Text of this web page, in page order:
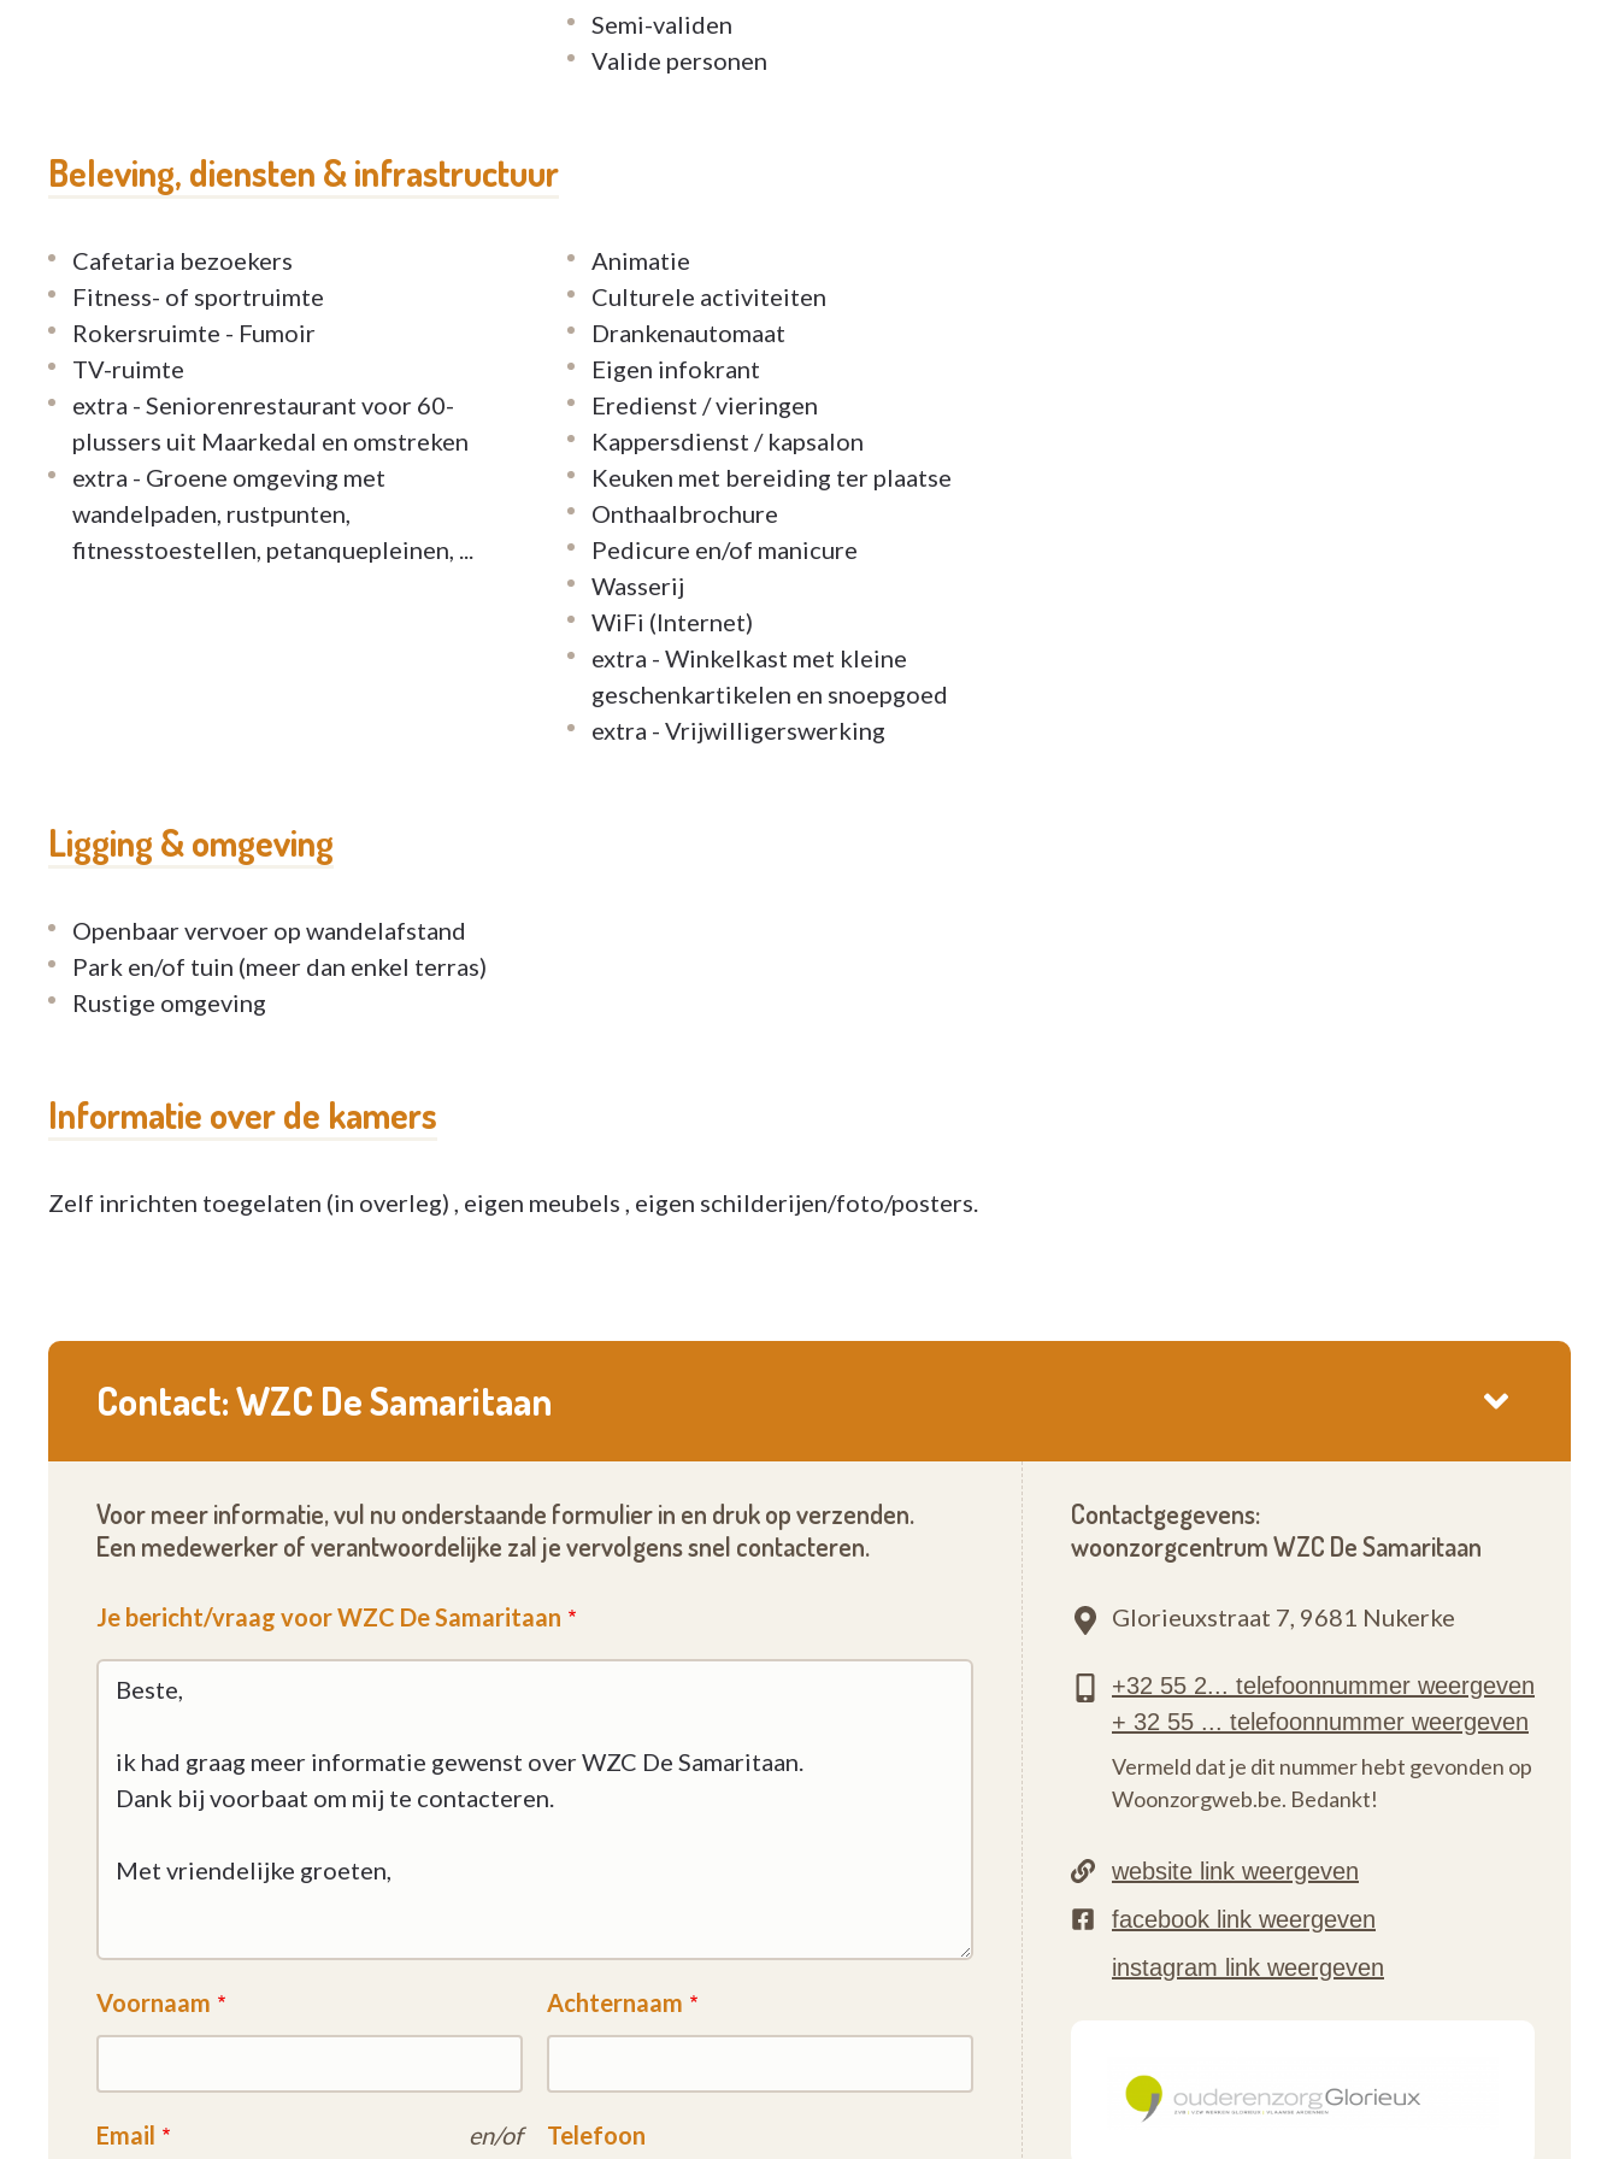
Semi-validen
Valide personen
Beleving, diensten & infrastructuur
Cafetaria bezoekers
Fitness- of sportruimte
Rokersruimte - Fumoir
TV-ruimte
extra - Seniorenrestaurant voor 60-
plussers uit Maarkedal en omstreken
extra - Groene omgeving met
wandelpaden, rustpunten,
fitnesstoestellen, petanquepleinen, ...
Animatie
Culturele activiteiten
Drankenautomaat
Eigen infokrant
Eredienst / vieringen
Kappersdienst / kapsalon
Keuken met bereiding ter plaatse
Onthaalbrochure
Pedicure en/of manicure
Wasserij
WiFi (Internet)
extra - Winkelkast met kleine
geschenkartikelen en snoepgoed
extra - Vrijwilligerswerking
Ligging & omgeving
Openbaar vervoer op wandelafstand
Park en/of tuin (meer dan enkel terras)
Rustige omgeving
Informatie over de kamers
Zelf inrichten toegelaten (in overleg) , eigen meubels , eigen schilderijen/foto/posters.
Contact: WZC De Samaritaan
Voor meer informatie, vul nu onderstaande formulier in en druk op verzenden.
Een medewerker of verantwoordelijke zal je vervolgens snel contacteren.
Je bericht/vraag voor WZC De Samaritaan
Voornaam Achternaam
Email en/of Telefoon
Contactgegevens:
woonzorgcentrum WZC De Samaritaan
Glorieuxstraat 7, 9681 Nukerke
Vermeld dat je dit nummer hebt gevonden op
Woonzorgweb.be. Bedankt!